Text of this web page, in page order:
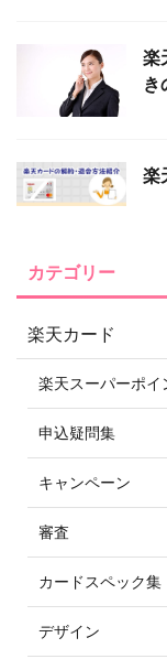
楽
き
楽
カテゴリー
楽天カード
楽天スーパーポイ
申込疑問集
キャンペーン
審査
カードスペック集
デザイン